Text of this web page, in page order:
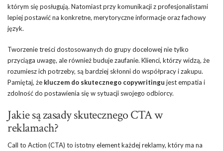
którym się posługują. Natomiast przy komunikacji z profesjonalistami
lepiej postawić na konkretne, merytoryczne informacje oraz fachowy
język.
Tworzenie treści dostosowanych do grupy docelowej nie tylko
przyciąga uwagę, ale również buduje zaufanie. Klienci, którzy widzą, że
rozumiesz ich potrzeby, są bardziej skłonni do współpracy i zakupu.
Pamiętaj, że kluczem do skutecznego copywritingu jest empatia i
zdolność do postawienia się w sytuacji swojego odbiorcy.
Jakie są zasady skutecznego CTA w
reklamach?
Call to Action (CTA) to istotny element każdej reklamy, który ma na